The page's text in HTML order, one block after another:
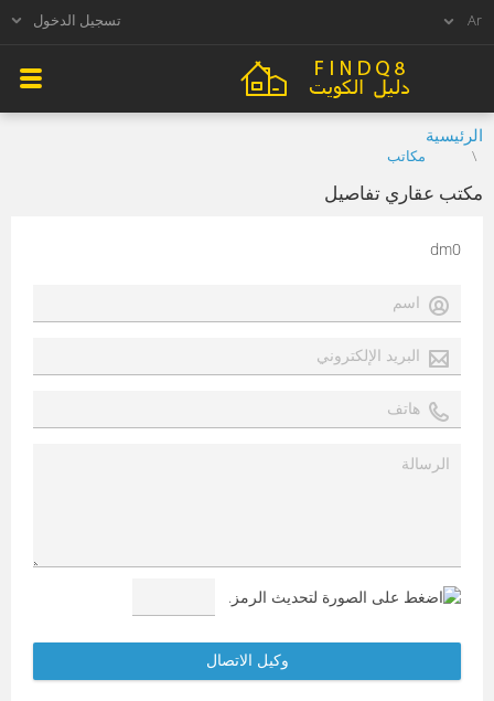
تسجيل الدخول
الرئيسية
مكاتب
مكتب عقاري تفاصيل
dm0